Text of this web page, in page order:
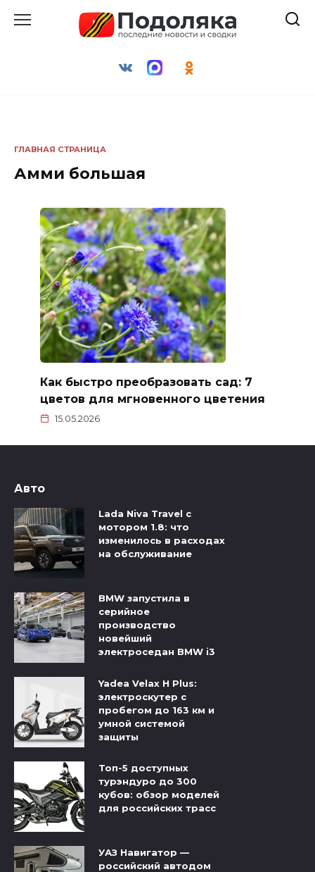
ГЛАВНАЯ СТРАНИЦА
Амми большая
Как быстро преобразовать сад: 7
цветов для мгновенного цветения
15.05.2026
Авто
Lada Niva Travel с
мотором 1.8: что
изменилось в расходах
на обслуживание
BMW запустила в
серийное
производство
новейший
электроседан BMW i3
Yadea Velax H Plus:
электроскутер с
пробегом до 163 км и
умной системой
защиты
Топ-5 доступных
турэндуро до 300
кубов: обзор моделей
для российских трасс
УАЗ Навигатор —
российский автодом